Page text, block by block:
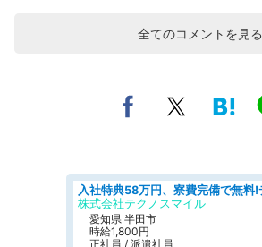
全てのコメントを見る
株式会社テクノスマイル
愛知県 半田市
時給1,800円
正社員 / 派遣社員